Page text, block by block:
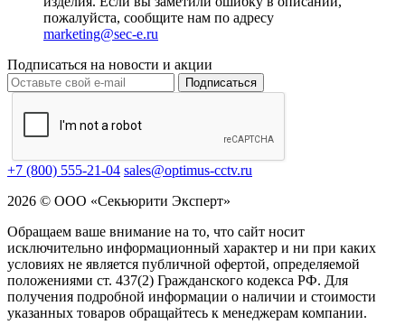
пожалуйста, сообщите нам по адресу
marketing@sec-e.ru
Подписаться на новости и акции
Подписаться
+7 (800) 555-21-04 sales@optimus-cctv.ru
2026 © ООО «Секьюрити Эксперт»
Обращаем ваше внимание на то, что сайт носит
исключительно информационный характер и ни при каких
условиях не является публичной офертой, определяемой
положениями ст. 437(2) Гражданского кодекса РФ. Для
получения подробной информации о наличии и стоимости
указанных товаров обращайтесь к менеджерам компании.